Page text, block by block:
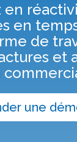
en
en
de
et
une